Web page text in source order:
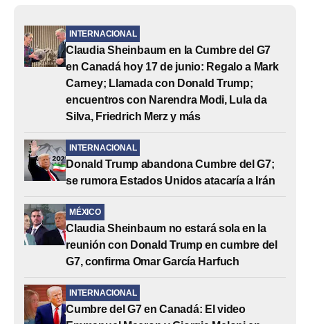
INTERNACIONAL
Claudia Sheinbaum en la Cumbre del G7
en Canadá hoy 17 de junio: Regalo a Mark
Carney; Llamada con Donald Trump;
encuentros con Narendra Modi, Lula da
Silva, Friedrich Merz y más
INTERNACIONAL
Donald Trump abandona Cumbre del G7;
se rumora Estados Unidos atacaría a Irán
MÉXICO
Claudia Sheinbaum no estará sola en la
reunión con Donald Trump en cumbre del
G7, confirma Omar García Harfuch
INTERNACIONAL
Cumbre del G7 en Canadá: El video